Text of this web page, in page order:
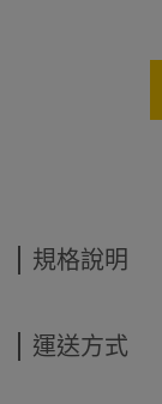
規格說明
運送方式